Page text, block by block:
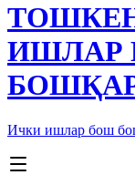
ИШЛАР
Ички ишлар бош